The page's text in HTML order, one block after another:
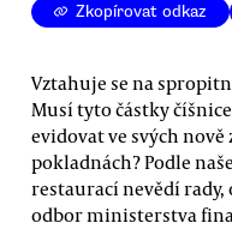
Zkopírovat odkaz
Vztahuje se na
Musí tyto částky
evidovat ve svých
pokladnách? Podle
restaurací nevědí
odbor ministerstva